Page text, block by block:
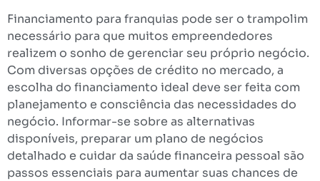
Financiamento para franquias pode ser o trampolim
necessário para que muitos empreendedores
realizem o sonho de gerenciar seu próprio negócio.
Com diversas opções de crédito no mercado, a
escolha do financiamento ideal deve ser feita com
planejamento e consciência das necessidades do
negócio. Informar-se sobre as alternativas
disponíveis, preparar um plano de negócios
detalhado e cuidar da saúde financeira pessoal são
passos essenciais para aumentar suas chances de